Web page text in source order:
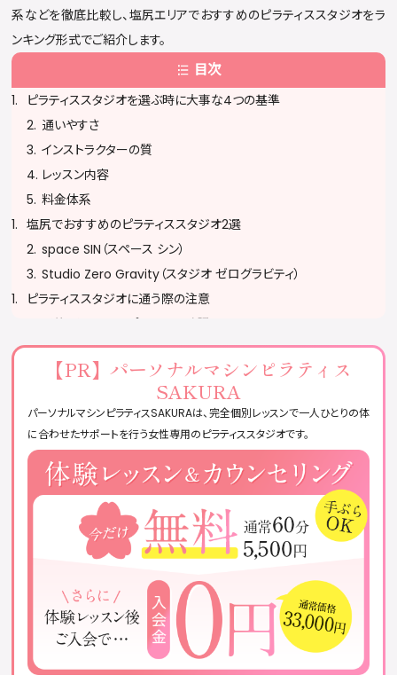
療現場で培った解剖学・運動療法の専門知識を土台に、身体
の仕組みに基づいた本質的な姿勢改善・疼痛ケアを提供し
ている。出勤枠は公開後すぐに満員となることが多く、キャン
セル待ちが続出するほどの人気を誇る。
系などを徹底比較し、塩尻エリアでおすすめのピラティススタジオをラ
ンキング形式でご紹介します。
目次
ピラティススタジオを選ぶ時に大事な4つの基準
通いやすさ
インストラクターの質
レッスン内容
料金体系
塩尻でおすすめのピラティススタジオ2選
space SIN（スペース シン）
Studio Zero Gravity（スタジオ ゼログラビティ）
ピラティススタジオに通う際の注意
予約・キャンセルポリシーを確認する
服装・持ち物に注意する
無理をせず自分のペースで参加する
ピラティススタジオに関するQ&A
おすすめのピラティススタジオまとめ
【PR】 パーソナルマシンピラティス
SAKURA
パーソナルマシンピラティスSAKURAは、完全個別レッスンで一人ひとりの体
に合わせたサポートを行う女性専用のピラティススタジオです。